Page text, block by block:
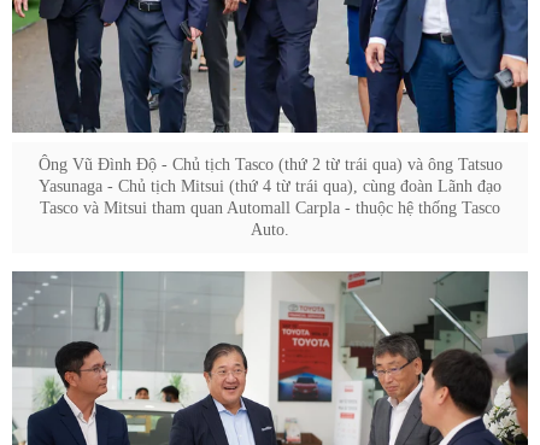
Ông Vũ Đình Độ - Chủ tịch Tasco (thứ 2 từ trái qua) và ông Tatsuo
Yasunaga - Chủ tịch Mitsui (thứ 4 từ trái qua), cùng đoàn Lãnh đạo
Tasco và Mitsui tham quan Automall Carpla - thuộc hệ thống Tasco
Auto.